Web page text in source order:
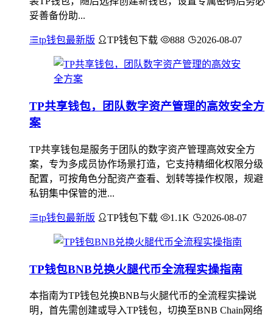
妥善备份助...
tp钱包最新版 TP钱包下载 888 2026-08-07
TP共享钱包，团队数字资产管理的高效安全方
案
TP共享钱包是服务于团队的数字资产管理高效安全方
案，专为多成员协作场景打造，它支持精细化权限分级
配置，可按角色分配资产查看、划转等操作权限，规避
私钥集中保管的泄...
tp钱包最新版 TP钱包下载 1.1K 2026-08-07
TP钱包BNB兑换火腿代币全流程实操指南
本指南为TP钱包兑换BNB与火腿代币的全流程实操说
明，首先需创建或导入TP钱包，切换至BNB Chain网络